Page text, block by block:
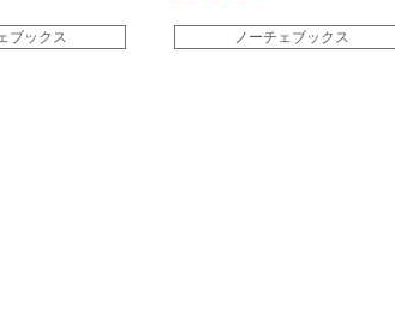
ブックス ノーチェブックス